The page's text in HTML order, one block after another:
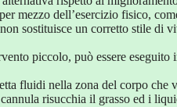
mezzo dell’esercizio fisico,
sostituisce un corretto stile di
piccolo, può essere eseguito
fluidi nella zona del corpo che
risucchia il grasso ed i